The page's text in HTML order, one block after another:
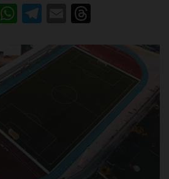
Facebook
WhatsApp
Telegram
Email